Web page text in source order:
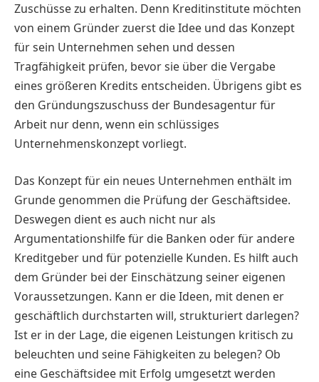
Zuschüsse zu erhalten. Denn Kreditinstitute möchten
von einem Gründer zuerst die Idee und das Konzept
für sein Unternehmen sehen und dessen
Tragfähigkeit prüfen, bevor sie über die Vergabe
eines größeren Kredits entscheiden. Übrigens gibt es
den Gründungszuschuss der Bundesagentur für
Arbeit nur denn, wenn ein schlüssiges
Unternehmenskonzept vorliegt.
Das Konzept für ein neues Unternehmen enthält im
Grunde genommen die Prüfung der Geschäftsidee.
Deswegen dient es auch nicht nur als
Argumentationshilfe für die Banken oder für andere
Kreditgeber und für potenzielle Kunden. Es hilft auch
dem Gründer bei der Einschätzung seiner eigenen
Voraussetzungen. Kann er die Ideen, mit denen er
geschäftlich durchstarten will, strukturiert darlegen?
Ist er in der Lage, die eigenen Leistungen kritisch zu
beleuchten und seine Fähigkeiten zu belegen? Ob
eine Geschäftsidee mit Erfolg umgesetzt werden